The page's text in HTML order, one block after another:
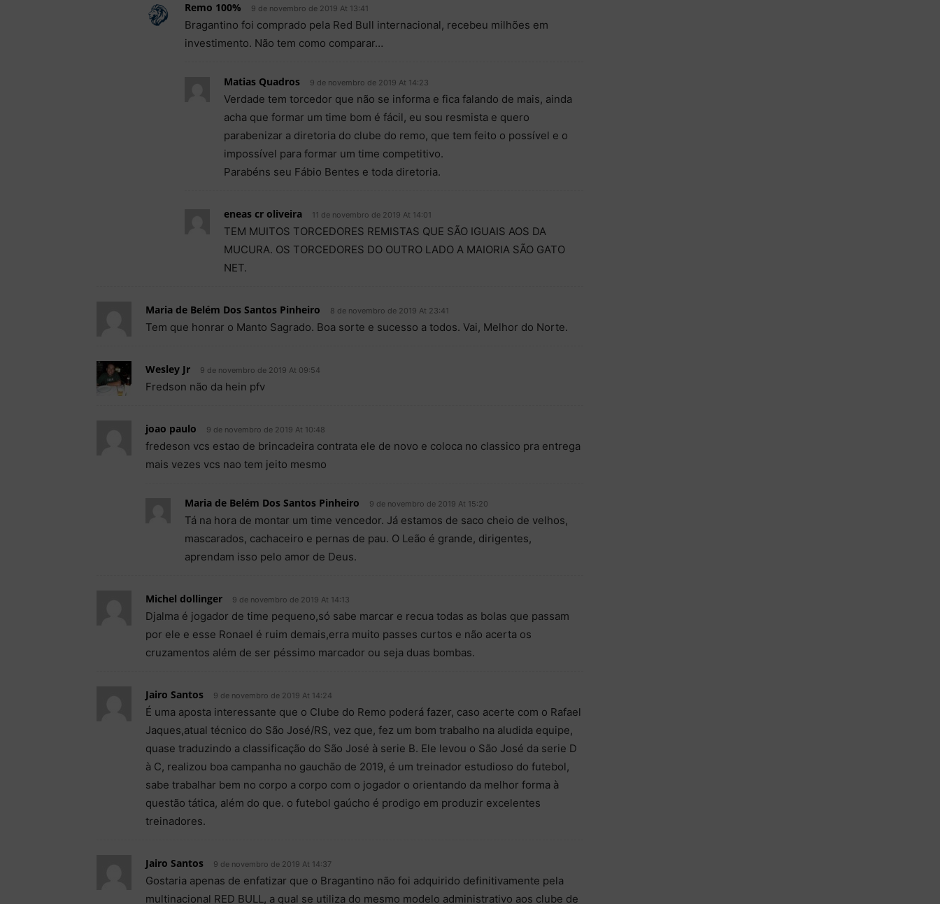
Remo 100% 9 de novembro de 2019 At 13:41
Bragantino foi comprado pela Red Bull internacional, recebeu milhões em
investimento. Não tem como comparar…
Matias Quadros 9 de novembro de 2019 At 14:23
Verdade tem torcedor que não se informa e fica falando de mais, ainda
acha que formar um time bom é fácil, eu sou resmista e quero
parabenizar a diretoria do clube do remo, que tem feito o possível e o
impossível para formar um time competitivo.
Parabéns seu Fábio Bentes e toda diretoria.
eneas cr oliveira 11 de novembro de 2019 At 14:01
TEM MUITOS TORCEDORES REMISTAS QUE SÃO IGUAIS AOS DA
MUCURA. OS TORCEDORES DO OUTRO LADO A MAIORIA SÃO GATO
NET.
Maria de Belém Dos Santos Pinheiro 8 de novembro de 2019 At 23:41
Tem que honrar o Manto Sagrado. Boa sorte e sucesso a todos. Vai, Melhor do Norte.
Wesley Jr 9 de novembro de 2019 At 09:54
Fredson não da hein pfv
joao paulo 9 de novembro de 2019 At 10:48
fredeson vcs estao de brincadeira contrata ele de novo e coloca no classico pra entrega
mais vezes vcs nao tem jeito mesmo
Maria de Belém Dos Santos Pinheiro 9 de novembro de 2019 At 15:20
Tá na hora de montar um time vencedor. Já estamos de saco cheio de velhos,
mascarados, cachaceiro e pernas de pau. O Leão é grande, dirigentes,
aprendam isso pelo amor de Deus.
Michel dollinger 9 de novembro de 2019 At 14:13
Djalma é jogador de time pequeno,só sabe marcar e recua todas as bolas que passam
por ele e esse Ronael é ruim demais,erra muito passes curtos e não acerta os
cruzamentos além de ser péssimo marcador ou seja duas bombas.
Jairo Santos 9 de novembro de 2019 At 14:24
É uma aposta interessante que o Clube do Remo poderá fazer, caso acerte com o Rafael
Jaques,atual técnico do São José/RS, vez que, fez um bom trabalho na aludida equipe,
quase traduzindo a classificação do São José à serie B. Ele levou o São José da serie D
à C, realizou boa campanha no gauchão de 2019, é um treinador estudioso do futebol,
sabe trabalhar bem no corpo a corpo com o jogador o orientando da melhor forma à
questão tática, além do que. o futebol gaúcho é prodigo em produzir excelentes
treinadores.
Jairo Santos 9 de novembro de 2019 At 14:37
Gostaria apenas de enfatizar que o Bragantino não foi adquirido definitivamente pela
multinacional RED BULL, a qual se utiliza do mesmo modelo administrativo aos clube de